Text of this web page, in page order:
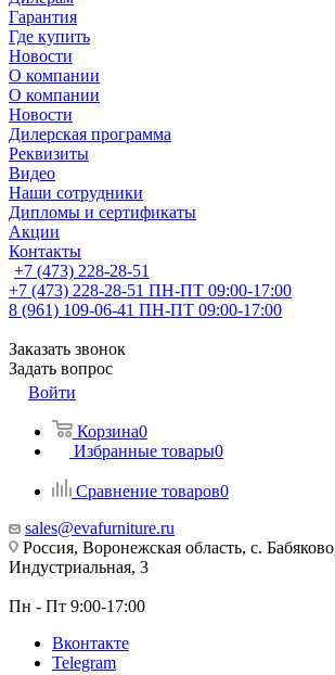
Гарантия
Где купить
Новости
О компании
О компании
Новости
Дилерская программа
Реквизиты
Видео
Наши сотрудники
Дипломы и сертификаты
Акции
Контакты
+7 (473) 228-28-51
+7 (473) 228-28-51 ПН-ПТ 09:00-17:00
8 (961) 109-06-41 ПН-ПТ 09:00-17:00
Заказать звонок
Задать вопрос
Войти
Корзина0
Избранные товары0
Сравнение товаров0
sales@evafurniture.ru
Россия, Воронежская область, с.
Индустриальная, 3
Пн - Пт 9:00-17:00
Вконтакте
Telegram